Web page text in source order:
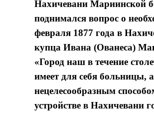
Нахичевани Мариинской
поднимался вопрос о
февраля 1877 года в
купца Ивана (Ованеса)
«Город наш в течение
имеет для себя больницы,
нецелесообразным
устройстве в Нахичевани